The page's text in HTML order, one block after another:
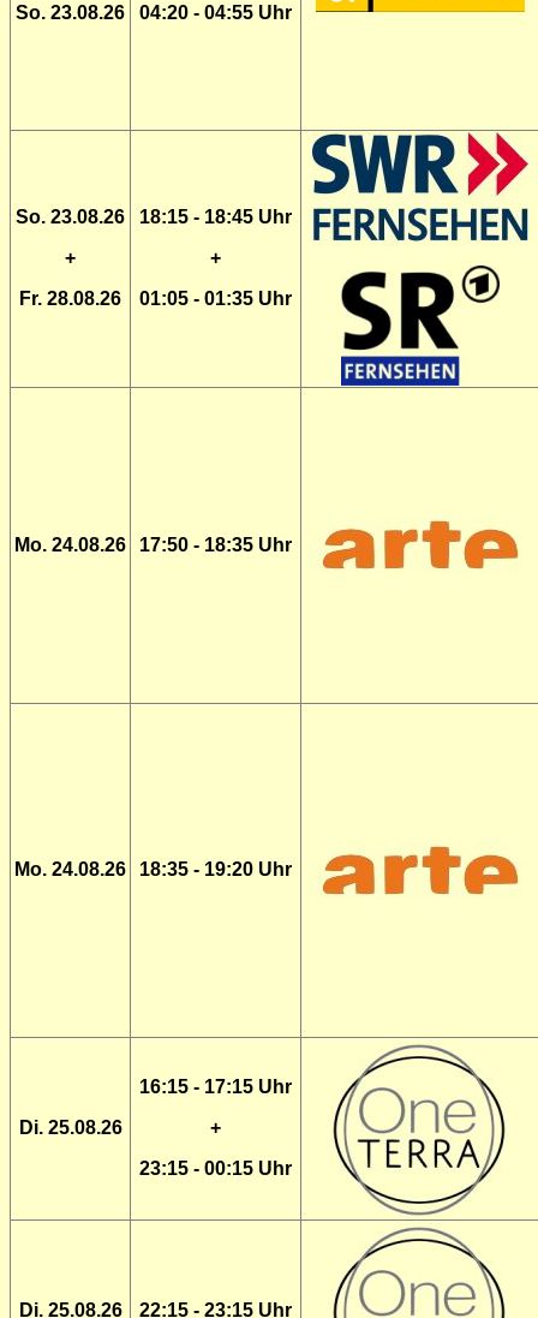
So. 23.08.26
04:20 - 04:55 Uhr
So. 23.08.26
+
Fr. 28.08.26
18:15 - 18:45 Uhr
+
01:05 - 01:35 Uhr
Mo. 24.08.26 17:50 - 18:35 Uhr
Mo. 24.08.26 18:35 - 19:20 Uhr
Di. 25.08.26
16:15 - 17:15 Uhr
+
23:15 - 00:15 Uhr
Di. 25.08.26 22:15 - 23:15 Uhr